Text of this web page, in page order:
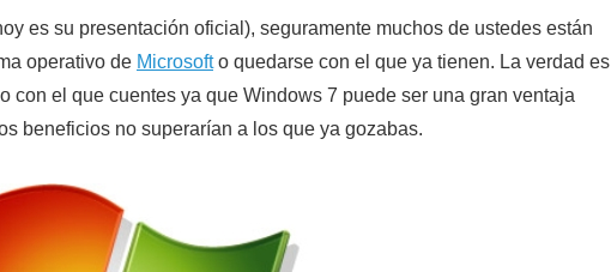
es su presentación oficial), seguramente muchos de ustedes están
operativo de Microsofto quedarse con el que ya tienen. La verdad es
con el que cuentes ya que Windows 7 puede ser una gran ventaja
beneficios no superarían a los que ya gozabas.